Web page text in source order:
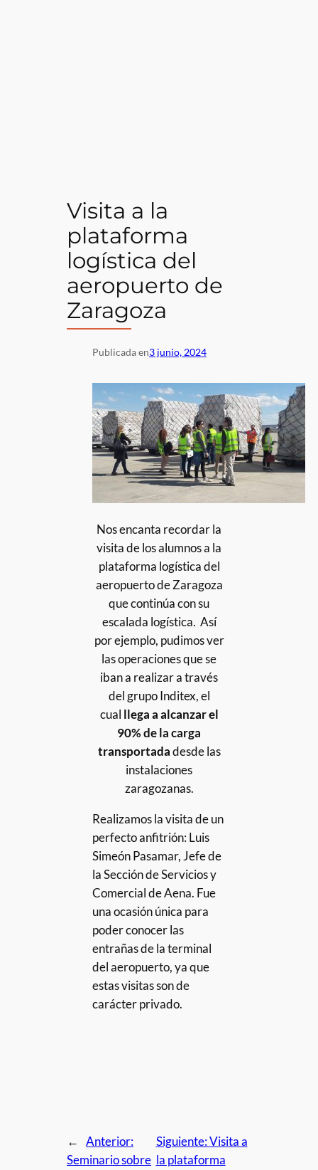
Visita a la
plataforma
logística del
aeropuerto de
Zaragoza
Publicada en3 junio, 2024
Nos encanta recordar la
visita de los alumnos a la
plataforma logística del
aeropuerto de Zaragoza
que continúa con su
escalada logística. Así
por ejemplo, pudimos ver
las operaciones que se
iban a realizar a través
del grupo Inditex,el
cual llega a alcanzar el
90% de la carga
transportadadesde las
instalaciones
zaragozanas.
Realizamos la visita de un
perfecto anfitrión:Luis
Simeón Pasamar, Jefe de
la Sección de Servicios y
Comercial de Aena. Fue
una ocasión única para
poder conocer las
entrañas de la terminal
del aeropuerto, ya que
estas visitas son de
carácter privado.
←
Anterior:
Seminario sobre
Siguiente:Visita a
la plataforma